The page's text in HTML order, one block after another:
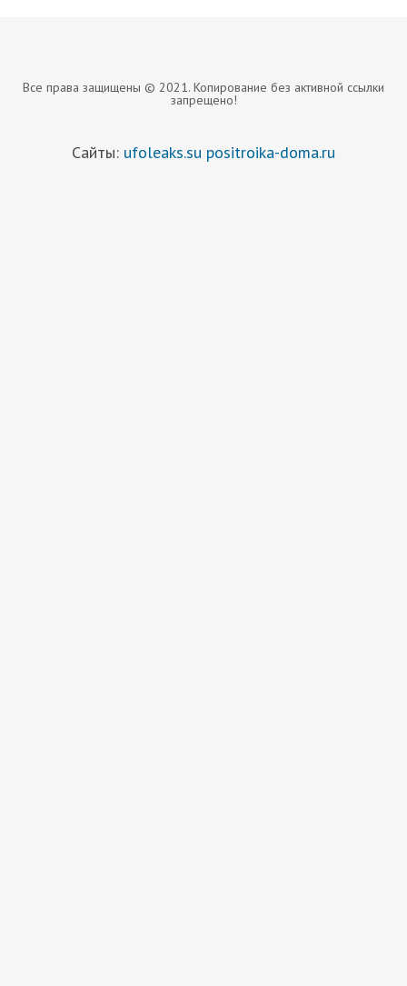
Все права защищены © 2021. Копирование без активной ссылки
запрещено!
Сайты: ufoleaks.su positroika-doma.ru